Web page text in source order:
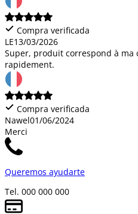
Compra verificada
LE13/03/2026
Super, produit correspond à ma
rapidement.
Compra verificada
Nawel01/06/2024
Merci
Queremos ayudarte
Tel. 000 000 000